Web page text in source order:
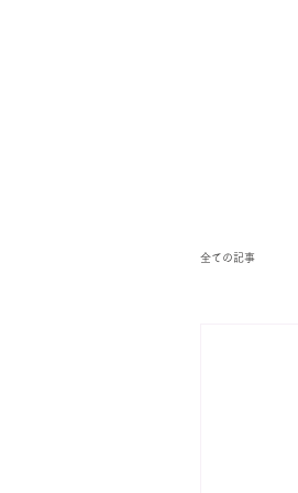
全ての記事